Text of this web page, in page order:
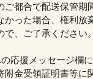
ご都合で配送保管期
かった場合、権利放
、ご了承ください。
応援メッセージ欄
附金受領証明書等に